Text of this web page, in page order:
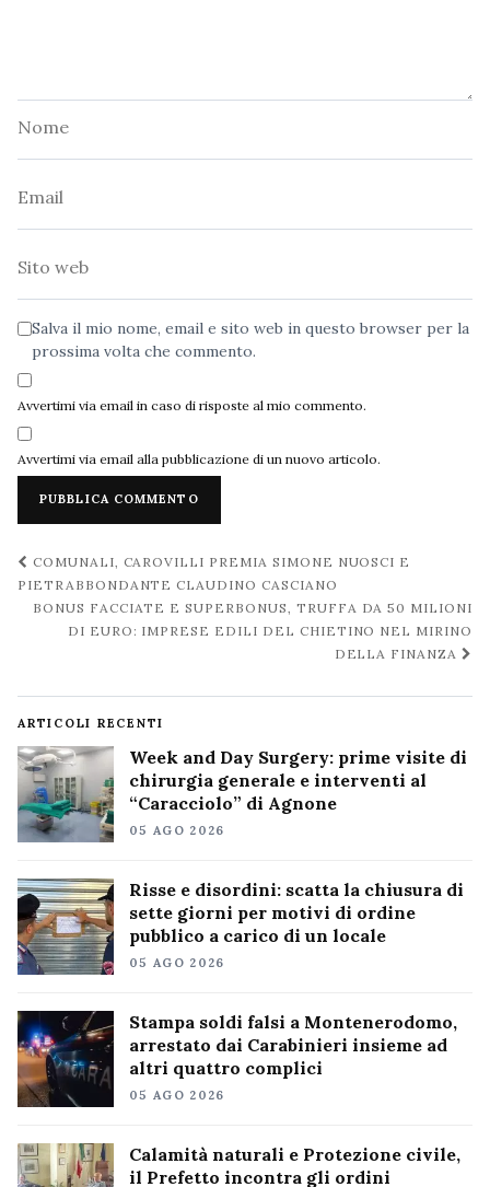
Salva il mio nome, email e sito web in questo browser per la
prossima volta che commento.
Avvertimi via email in caso di risposte al mio commento.
Avvertimi via email alla pubblicazione di un nuovo articolo.
Navigazione
post
COMUNALI, CAROVILLI PREMIA SIMONE NUOSCI E
PIETRABBONDANTE CLAUDINO CASCIANO
BONUS FACCIATE E SUPERBONUS, TRUFFA DA 50 MILIONI
DI EURO: IMPRESE EDILI DEL CHIETINO NEL MIRINO
DELLA FINANZA
ARTICOLI RECENTI
Week and Day Surgery: prime visite di
chirurgia generale e interventi al
“Caracciolo” di Agnone
05 AGO 2026
Risse e disordini: scatta la chiusura di
sette giorni per motivi di ordine
pubblico a carico di un locale
05 AGO 2026
Stampa soldi falsi a Montenerodomo,
arrestato dai Carabinieri insieme ad
altri quattro complici
05 AGO 2026
Calamità naturali e Protezione civile,
il Prefetto incontra gli ordini